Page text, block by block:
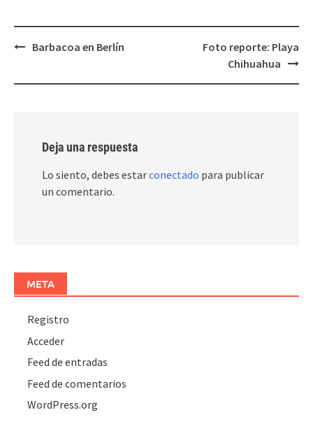
PostBarbacoa en Berlín
Foto reporte: Playa
Chihuahua
Deja una respuesta
Lo siento, debes estarconectado para publicar
un comentario.
META
Registro
Acceder
Feed de entradas
Feed de comentarios
WordPress.org